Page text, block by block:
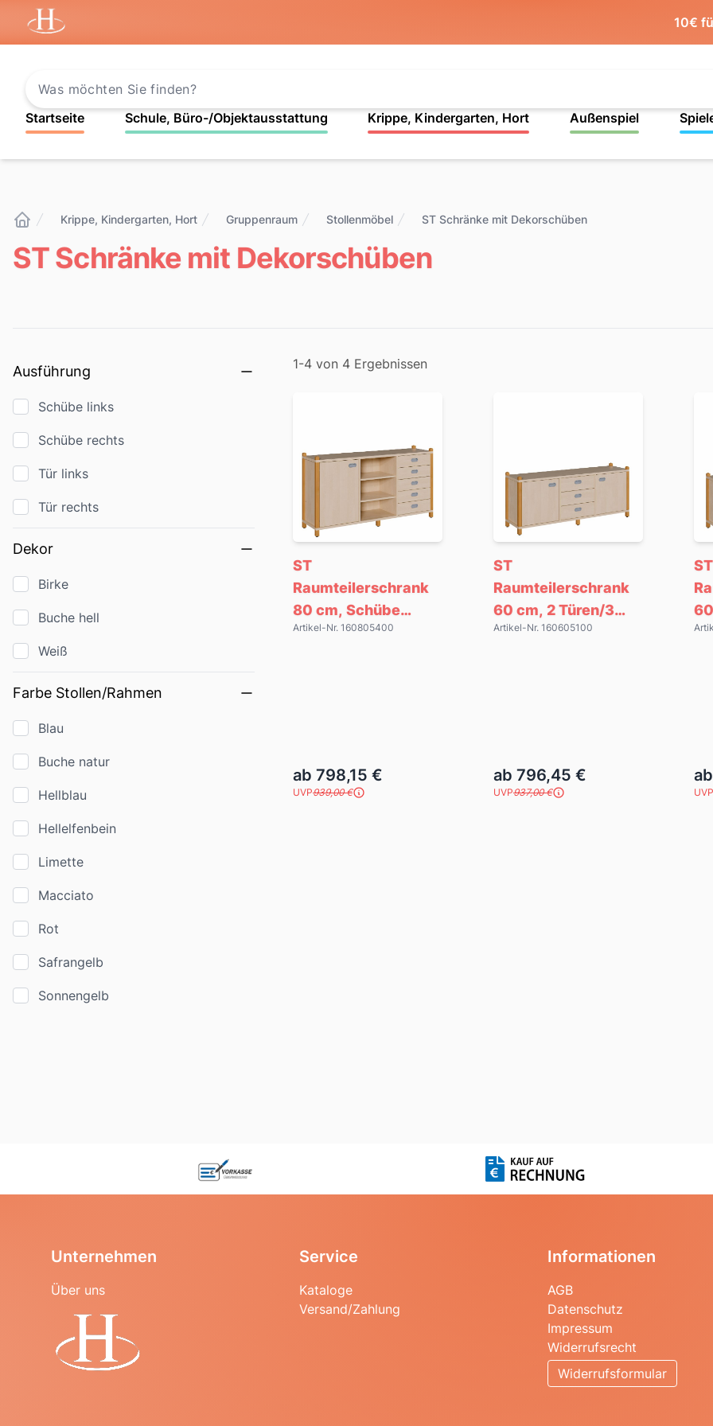
Startseite 10€
Startseite Schule, Büro-/Objektausstattung Krippe, Kindergarten, Hort Außenspiel
Krippe, Kindergarten, Hort Gruppenraum Stollenmöbel ST Schränke mit Dekorschüben
ST Schränke mit Dekorschüben
Filter
Ausführung
Schübe links
Schübe rechts
Tür links
Tür rechts
Dekor
Birke
Buche hell
Weiß
Farbe Stollen/Rahmen
Blau
Buche natur
Hellblau
Hellelfenbein
Limette
Macciato
Rot
Safrangelb
Sonnengelb
1-4 von 4 Ergebnissen
ST
Raumteilerschrank
80 cm, Schübe
re./li., Regal/Tür
Artikel-Nr. 160805400
ab 798,15 €
UVP939,00 €
ST
Raumteilerschrank
60 cm, 2 Türen/3
Dekorschübe
Artikel-Nr. 160605100
ab 796,45 €
UVP937,00 €
ST
UVP
Unternehmen
Über uns
Service
Kataloge
Versand/Zahlung
Informationen
AGB
Datenschutz
Impressum
Widerrufsrecht
Widerrufsformular